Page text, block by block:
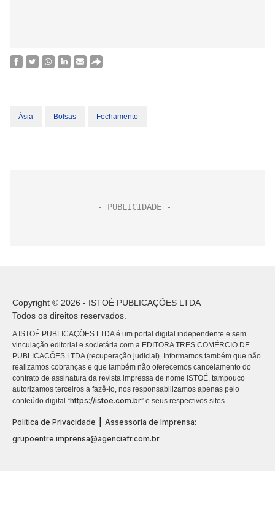
Ásia Bolsas Fechamento
Copyright © 2026 - ISTOÉ PUBLICAÇÕES LTDA
Todos os direitos reservados.
A ISTOÉ PUBLICAÇÕES LTDA é um portal digital independente e sem
vinculação editorial e societária com a EDITORA TRES COMÉRCIO DE
PUBLICACÕES LTDA (recuperação judicial). Informamos também que não
realizamos cobranças e que também não oferecemos cancelamento do
contrato de assinatura da revista impressa de nome ISTOÉ, tampouco
autorizamos terceiros a fazê-lo, nos responsabilizamos apenas pelo
conteúdo digital “https://istoe.com.br” e seus respectivos sites.
Política de Privacidade
Assessoria de Imprensa:
grupoentre.imprensa@agenciafr.com.br